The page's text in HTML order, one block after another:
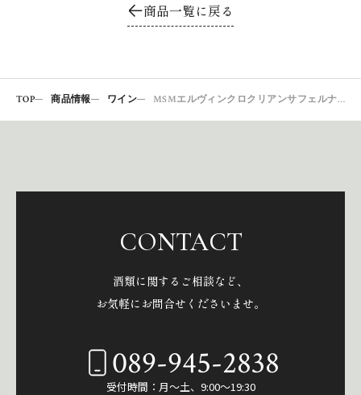
商品一覧に戻る
TOP 商品情報 ワイン MSMエルヴィンクロクリアンサフェルナンデスラマンチャ16
CONTACT
酒類に関するご相談など、
お気軽にお問合せくださいませ。
089-945-2838
受付時間：月～土、9:00～19:30